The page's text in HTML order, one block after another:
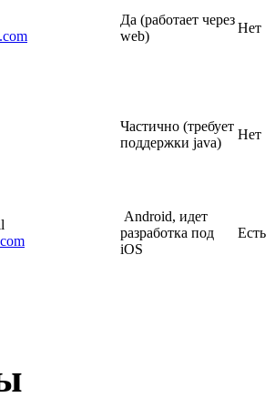
Да (работает через
web)
Нет
Частично (требует
поддержки java)
Нет
Android, идет
разработка под
iOS
Есть